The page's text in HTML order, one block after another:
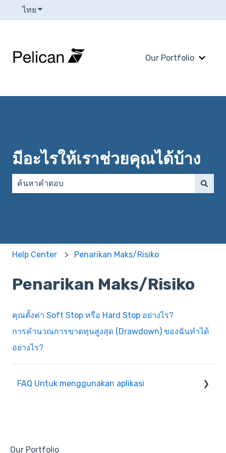
ไทย แสดงเมนูย่อยสำหรับการแปล
Our Portfolio
แสดง
มีอะไรให้เราช่วยคุณได้บ้าง
Help Center Penarikan Maks/Risiko
Penarikan Maks/Risiko
คุณตั้งค่า Soft Stop หรือ Hard Stop อย่างไร?
การคำนวณการขาดทุนสูงสุด (Drawdown) ของฉันทำได้
อย่างไร?
FAQ Untuk menggunakan aplikasi
สถิติของโปรไฟล์
Our Portfolio